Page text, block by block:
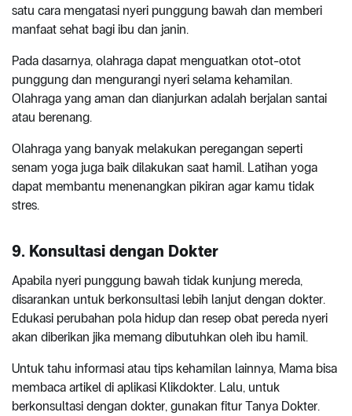
satu cara mengatasi nyeri punggung bawah dan memberi
manfaat sehat bagi ibu dan janin.
Pada dasarnya, olahraga dapat menguatkan otot-otot
punggung dan mengurangi nyeri selama kehamilan.
Olahraga yang aman dan dianjurkan adalah berjalan santai
atau berenang.
Olahraga yang banyak melakukan peregangan seperti
senam yoga juga baik dilakukan saat hamil. Latihan yoga
dapat membantu menenangkan pikiran agar kamu tidak
stres.
9. Konsultasi dengan Dokter
Apabila nyeri punggung bawah tidak kunjung mereda,
disarankan untuk berkonsultasi lebih lanjut dengan dokter.
Edukasi perubahan pola hidup dan resep obat pereda nyeri
akan diberikan jika memang dibutuhkan oleh ibu hamil.
Untuk tahu informasi atau tips kehamilan lainnya, Mama bisa
membaca artikel di aplikasi Klikdokter. Lalu, untuk
berkonsultasi dengan dokter, gunakan fitur Tanya Dokter.